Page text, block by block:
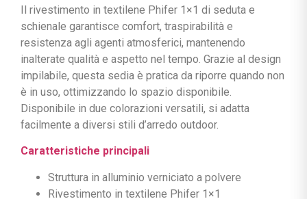
Il rivestimento in textilene Phifer 1×1 di seduta e
schienale garantisce comfort, traspirabilità e
resistenza agli agenti atmosferici, mantenendo
inalterate qualità e aspetto nel tempo. Grazie al design
impilabile, questa sedia è pratica da riporre quando non
è in uso, ottimizzando lo spazio disponibile.
Disponibile in due colorazioni versatili, si adatta
facilmente a diversi stili d’arredo outdoor.
Caratteristiche principali
Struttura in alluminio verniciato a polvere
Rivestimento in textilene Phifer 1×1